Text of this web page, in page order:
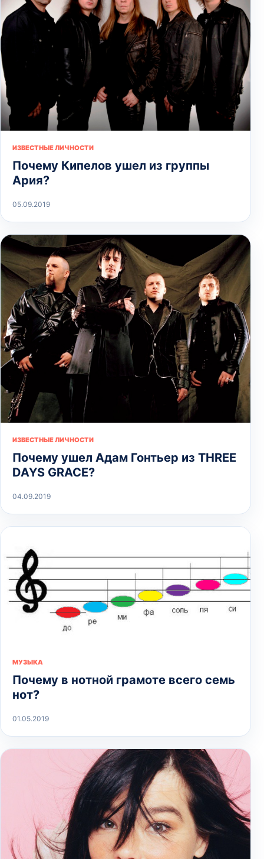
ИЗВЕСТНЫЕ ЛИЧНОСТИ
Почему Кипелов ушел из группы
Ария?
05.09.2019
ИЗВЕСТНЫЕ ЛИЧНОСТИ
Почему ушел Адам Гонтьер из THREE
DAYS GRACE?
04.09.2019
МУЗЫКА
Почему в нотной грамоте всего семь
нот?
01.05.2019